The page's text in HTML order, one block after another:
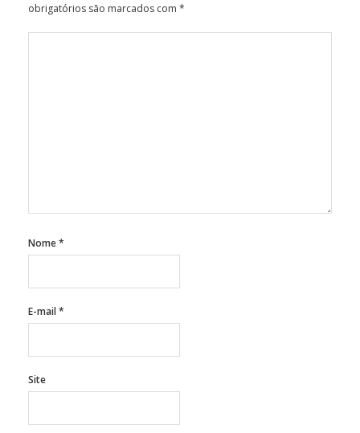
obrigatórios são marcados com *
Nome*
E-mail*
Site